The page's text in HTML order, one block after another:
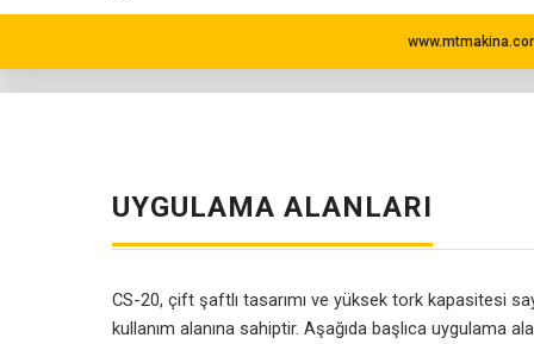
UYGULAMA ALANLARI
CS-20, çift şaftlı tasarımı ve yüksek tork kapasitesi
kullanım alanına sahiptir. Aşağıda başlıca uygulama